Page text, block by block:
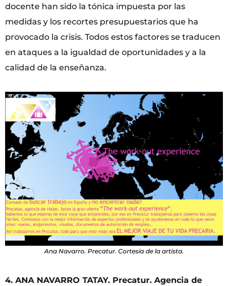
docente han sido la tónica impuesta por las
medidas y los recortes presupuestarios que ha
provocado la crisis. Todos estos factores se traducen
en ataques a la igualdad de oportunidades y a la
calidad de la enseñanza.
Ana Navarro. Precatur. Cortesía de la artista.
4. ANA NAVARRO TATAY. Precatur. Agencia de